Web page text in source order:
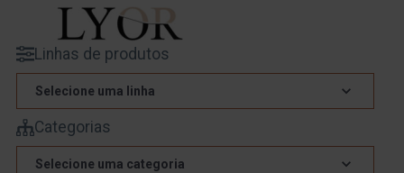
Linhas de produtos
Selecione uma linha
Categorias
Selecione uma categoria